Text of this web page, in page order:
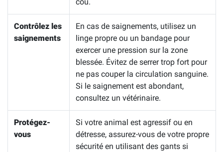
Contrôlez les
saignements
En cas de saignements, utilisez un
linge propre ou un bandage pour
exercer une pression sur la zone
blessée. Évitez de serrer trop fort pour
ne pas couper la circulation sanguine.
Si le saignement est abondant,
consultez un vétérinaire.
Protégez-
vous
Si votre animal est agressif ou en
détresse, assurez-vous de votre propre
sécurité en utilisant des gants si